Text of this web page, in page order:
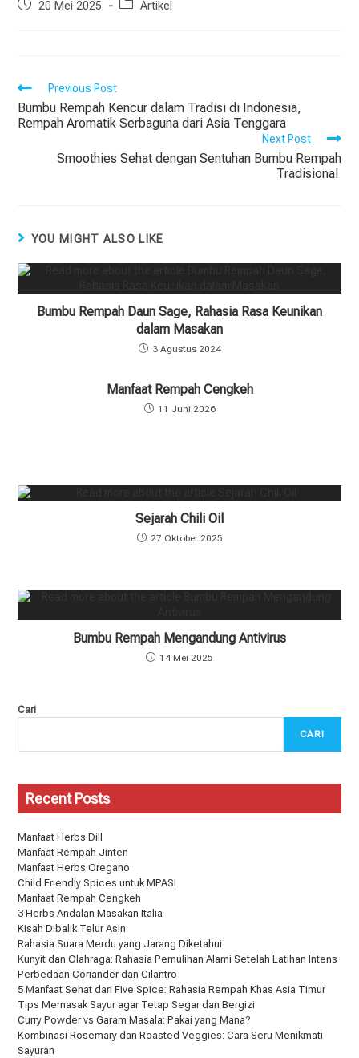
20 Mei 2025 Artikel
Previous Post
Bumbu Rempah Kencur dalam Tradisi di Indonesia,
Rempah Aromatik Serbaguna dari Asia Tenggara
Next Post
Smoothies Sehat dengan Sentuhan Bumbu Rempah
Tradisional
YOU MIGHT ALSO LIKE
Bumbu Rempah Daun Sage, Rahasia Rasa Keunikan
dalam Masakan
3 Agustus 2024
Manfaat Rempah Cengkeh
11 Juni 2026
Sejarah Chili Oil
27 Oktober 2025
Bumbu Rempah Mengandung Antivirus
14 Mei 2025
Cari
CARI
Recent Posts
Manfaat Herbs Dill
Manfaat Rempah Jinten
Manfaat Herbs Oregano
Child Friendly Spices untuk MPASI
Manfaat Rempah Cengkeh
3 Herbs Andalan Masakan Italia
Kisah Dibalik Telur Asin
Rahasia Suara Merdu yang Jarang Diketahui
Kunyit dan Olahraga: Rahasia Pemulihan Alami Setelah Latihan Intens
Perbedaan Coriander dan Cilantro
5 Manfaat Sehat dari Five Spice: Rahasia Rempah Khas Asia Timur
Tips Memasak Sayur agar Tetap Segar dan Bergizi
Curry Powder vs Garam Masala: Pakai yang Mana?
Kombinasi Rosemary dan Roasted Veggies: Cara Seru Menikmati
Sayuran